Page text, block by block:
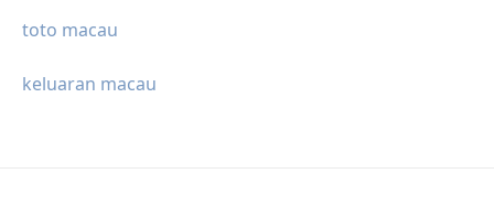
toto macau
keluaran macau